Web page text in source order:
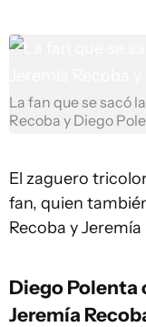
La fan que se sacó
Recoba y Diego
El zaguero
fan, quien
Recoba y Jeremía
Diego Polenta
Jeremía